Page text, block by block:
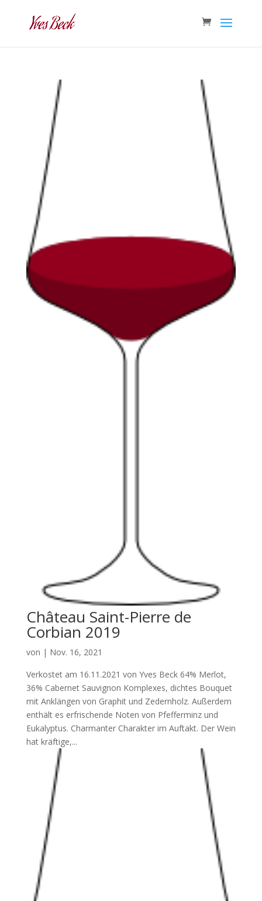
Château Saint-Pierre de
Corbian 2019
von | Nov. 16, 2021
Verkostet am 16.11.2021 von Yves Beck 64% Merlot,
36% Cabernet Sauvignon Komplexes, dichtes Bouquet
mit Anklängen von Graphit und Zedernholz. Außerdem
enthält es erfrischende Noten von Pfefferminz und
Eukalyptus. Charmanter Charakter im Auftakt. Der Wein
hat kräftige,...